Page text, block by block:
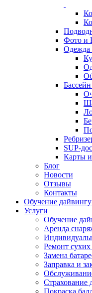
Фото и
Одежда
Бассейн
SUP-
Карты
Блог
Новости
Отзывы
Контакты
Обучение дайвингу
Услуги
Обучение
Аренда
Ремонт
Замена
Заправка и
Страхование
Покраска